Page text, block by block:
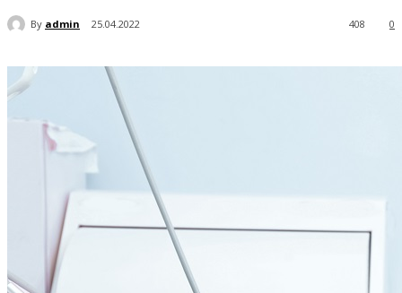
By admin 25.04.2022 0
408